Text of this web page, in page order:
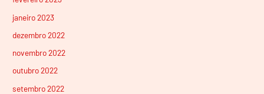
janeiro 2023
dezembro 2022
novembro 2022
outubro 2022
setembro 2022